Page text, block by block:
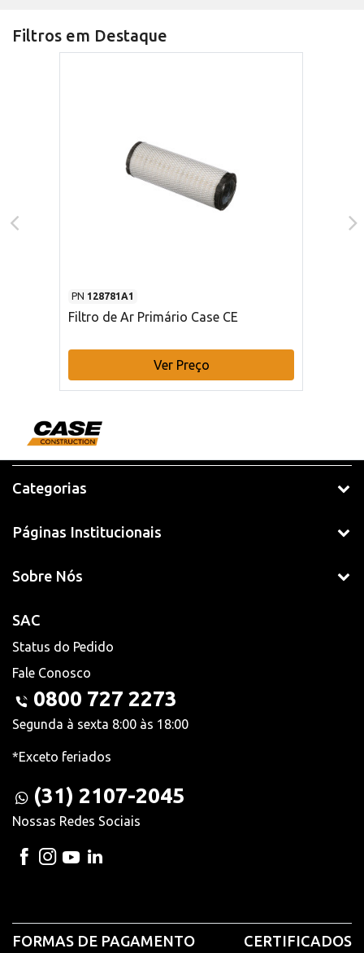
Filtros em Destaque
PN 128781A1
Filtro de Ar Primário Case CE
Ver Preço
Categorias
Páginas Institucionais
Sobre Nós
SAC
Status do Pedido
Fale Conosco
0800 727 2273
Segunda à sexta 8:00 às 18:00
*Exceto feriados
(31) 2107-2045
Nossas Redes Sociais
FORMAS DE PAGAMENTO CERTIFICADOS